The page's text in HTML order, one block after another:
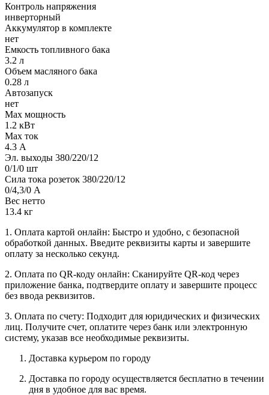
Контроль напряжения
инверторный
Аккумулятор в комплекте
нет
Емкость топливного бака
3.2 л
Объем масляного бака
0.28 л
Автозапуск
нет
Max мощность
1.2 кВт
Max ток
4.3 А
Эл. выходы 380/220/12
0/1/0 шт
Сила тока розеток 380/220/12
0/4,3/0 А
Вес нетто
13.4 кг
1. Оплата картой онлайн: Быстро и удобно, с безопасной
обработкой данных. Введите реквизиты карты и завершите
оплату за несколько секунд.
2. Оплата по QR-коду онлайн: Сканируйте QR-код через
приложение банка, подтвердите оплату и завершите процесс
без ввода реквизитов.
3. Оплата по счету: Подходит для юридических и физических
лиц. Получите счет, оплатите через банк или электронную
систему, указав все необходимые реквизиты.
Доставка курьером по городу
Доставка по городу осуществляется бесплатно в течении
дня в удобное для вас время.